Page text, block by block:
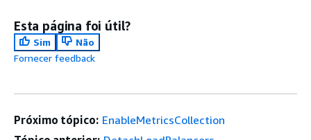
Esta página foi útil?
Sim
Não
Fornecer feedback
Próximo tópico: EnableMetricsCollection